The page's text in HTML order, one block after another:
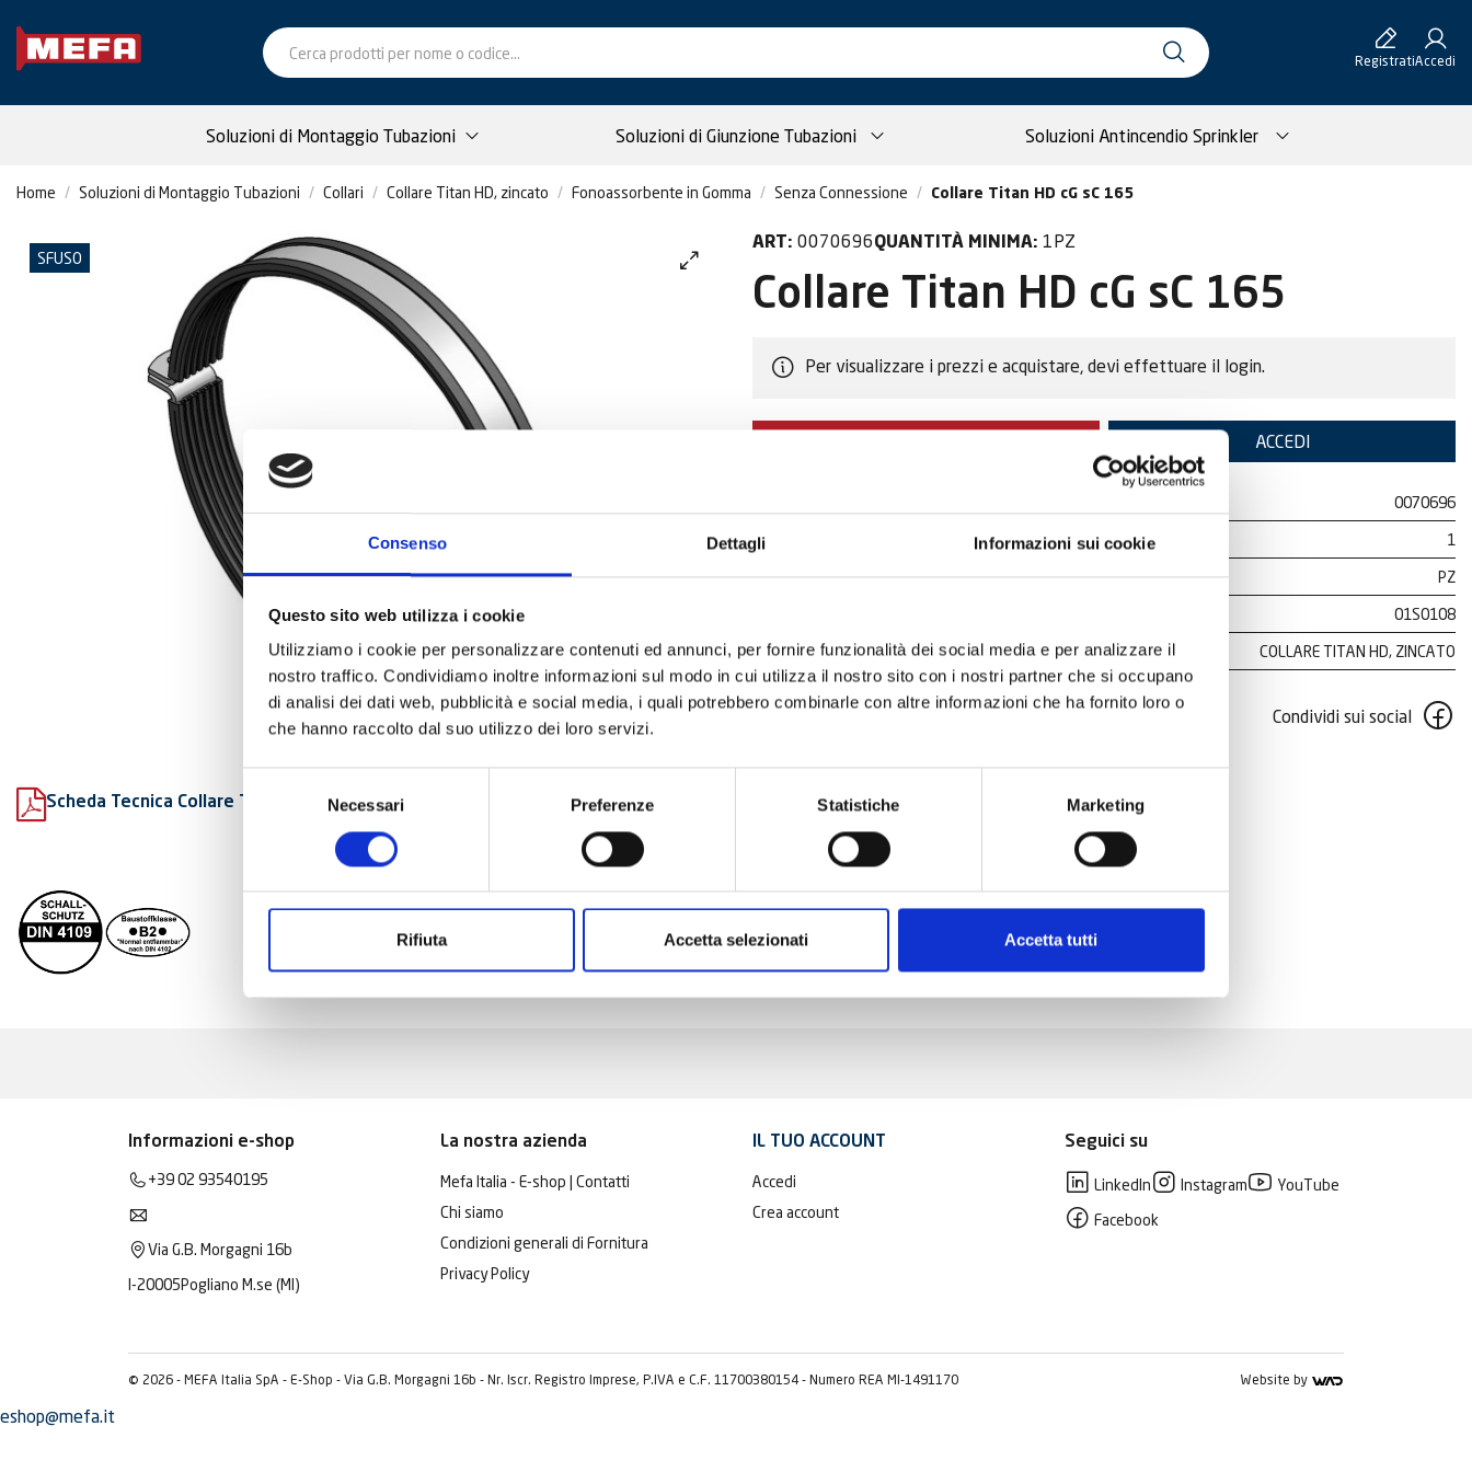
Consenso Dettagli Informazioni sui cookie
Questo sito web utilizza i cookie
Utilizziamo i cookie per personalizzare contenuti ed annunci, per fornire funzionalità dei social media e per analizzare il
nostro traffico. Condividiamo inoltre informazioni sul modo in cui utilizza il nostro sito con i nostri partner che si occupano
di analisi dei dati web, pubblicità e social media, i quali potrebbero combinarle con altre informazioni che ha fornito loro o
che hanno raccolto dal suo utilizzo dei loro servizi.
Necessari Preferenze Statistiche Marketing
Rifiuta Accetta selezionati Accetta tutti
RegistratiAccedi
Soluzioni di Montaggio Tubazioni Soluzioni di Giunzione Tubazioni Soluzioni Antincendio Sprinkler
Home Soluzioni di Montaggio Tubazioni Collari Collare Titan HD, zincato Fonoassorbente in Gomma Senza Connessione Collare Titan HD cG sC 165
SFUSO
Scheda Tecnica Collare Titan HD fonoassorbente
ART: 0070696QUANTITÀ MINIMA: 1PZ
Collare Titan HD cG sC 165
Per visualizzare i prezzi e acquistare, devi effettuare il login.
ACCEDI
0070696
QUANTITÀ A CONFEZIONE:
1
UNITÀ DI MISURA:
PZ
01S0108
DESCRIZIONE TIPO PRODOTTO:
COLLARE TITAN HD, ZINCATO
Condividi sui social
Informazioni e-shop
+39 02 93540195
Via G.B. Morgagni 16b
I-20005Pogliano M.se (MI)
La nostra azienda
Mefa Italia - E-shop | Contatti
Chi siamo
Condizioni generali di Fornitura
Privacy Policy
IL TUO ACCOUNT
Accedi
Crea account
Seguici su
LinkedIn Instagram
YouTube
Facebook
© 2026 - MEFA Italia SpA - E-Shop - Via G.B. Morgagni 16b - Nr. Iscr. Registro Imprese, P.IVA e C.F. 11700380154 - Numero REA MI-1491170 Website by
eshop@mefa.it